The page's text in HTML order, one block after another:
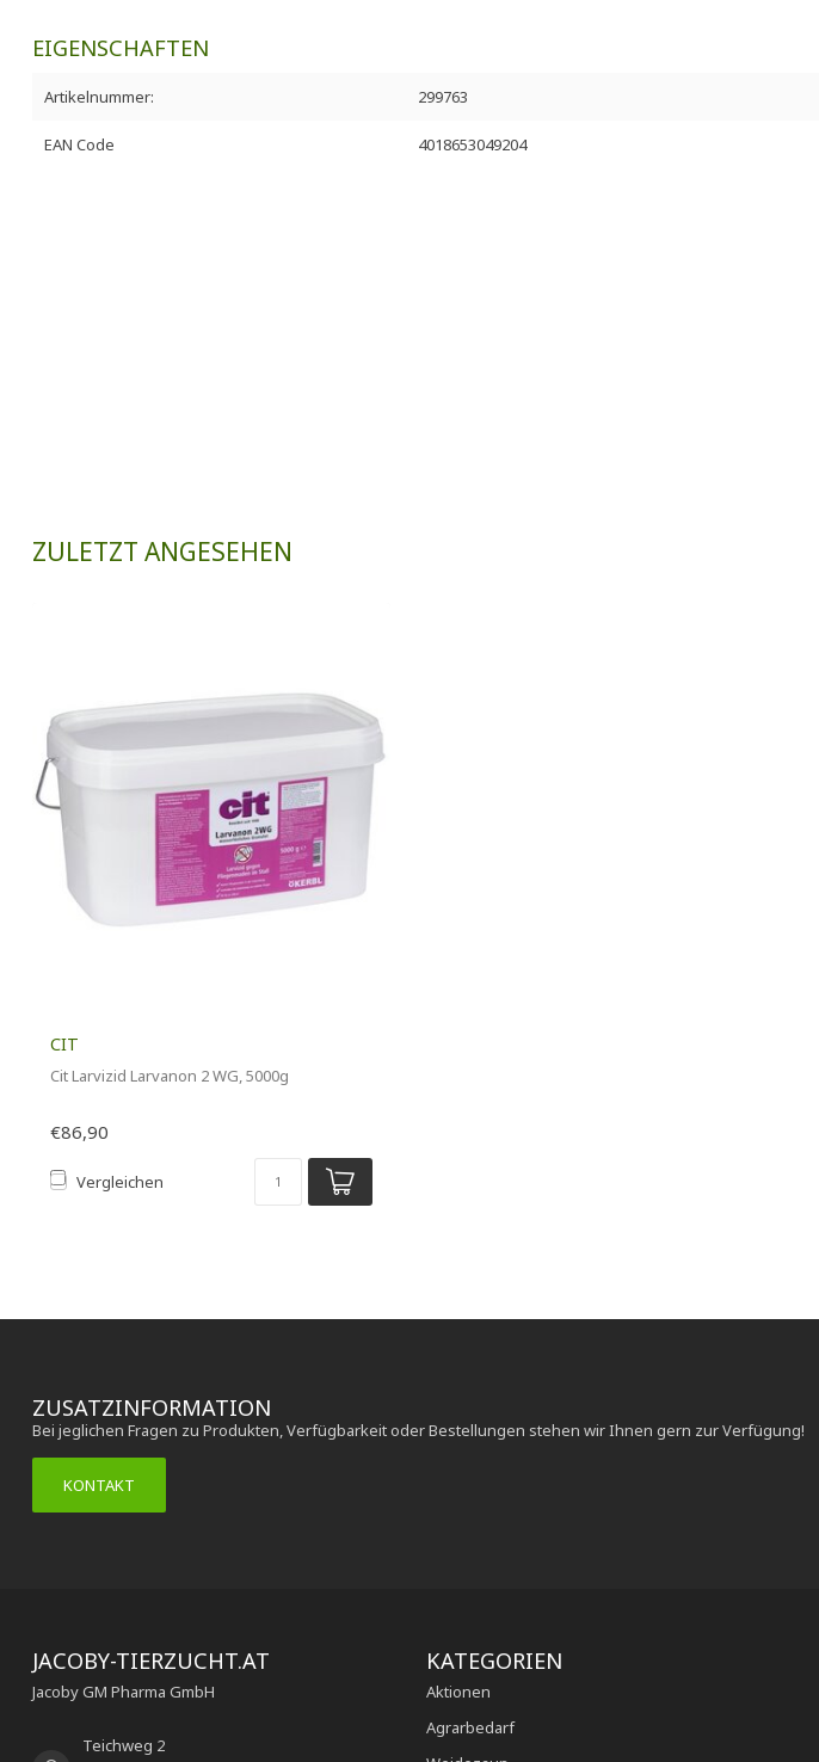
EIGENSCHAFTEN
Artikelnummer: 299763
EAN Code 4018653049204
ZULETZT ANGESEHEN
CIT
Cit Larvizid Larvanon 2 WG, 5000g
€86,90
Vergleichen
ZUSATZINFORMATION
Bei jeglichen Fragen zu Produkten, Verfügbarkeit oder Bestellungen stehen wir Ihnen gern zur Verfügung!
KONTAKT
JACOBY-TIERZUCHT.AT
Jacoby GM Pharma GmbH
Teichweg 2
KATEGORIEN
Aktionen
Agrarbedarf